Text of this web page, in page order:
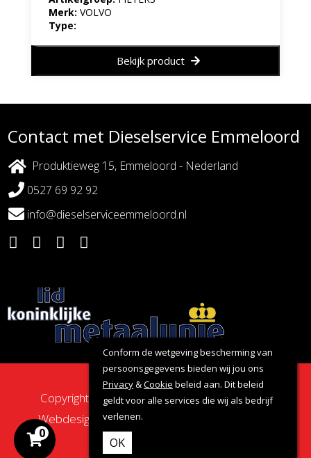
0
Conform de wetgeving bescherming van
persoonsgegevens bieden wij jou ons
Privacy&Cookie beleid aan. Dit beleid
geldt voor alle services die wij als bedrijf
verlenen.
OK
Merk: VOLVO
Type:
Bekijk product
Contact met Dieselservice Emmeloord
Produktieweg 15, Emmeloord - Nederland
0527 69 92 92
info@dieselserviceemmeloord.nl
Copyright 2026 - Dieselservice Emmeloord |
Webdesign door:Nova Septem
Online Marketing